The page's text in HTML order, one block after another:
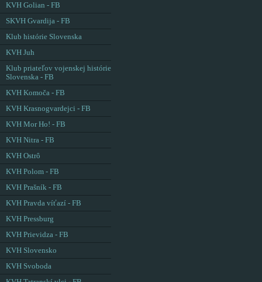
KVH Golian - FB
SKVH Gvardija - FB
Klub histórie Slovenska
KVH Juh
Klub priateľov vojenskej histórie
Slovenska - FB
KVH Komoča - FB
KVH Krasnogvardejci - FB
KVH Mor Ho! - FB
KVH Nitra - FB
KVH Ostrô
KVH Polom - FB
KVH Prašník - FB
KVH Pravda víťazí - FB
KVH Pressburg
KVH Prievidza - FB
KVH Slovensko
KVH Svoboda